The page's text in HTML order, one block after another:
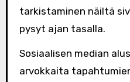
tarkistaminen näiltä
pysyt ajan tasalla.
Sosiaalisen median
arvokkaita